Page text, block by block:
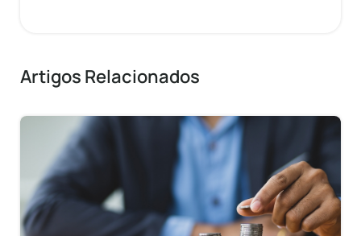
Artigos Relacionados